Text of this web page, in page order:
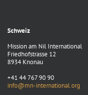
Schweiz
Mission am Nil International
Friedhofstrasse 12
8934 Knonau
+41 44 767 90 90
info@mn-international.org